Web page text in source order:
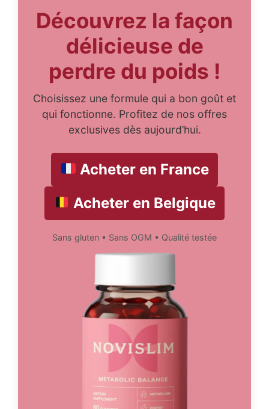
Découvrez la façon
délicieuse de
perdre du poids !
Choisissez une formule qui a bon goût et
qui fonctionne. Profitez de nos offres
exclusives dès aujourd’hui.
Acheter en France
Acheter en Belgique
Sans gluten • Sans OGM • Qualité testée